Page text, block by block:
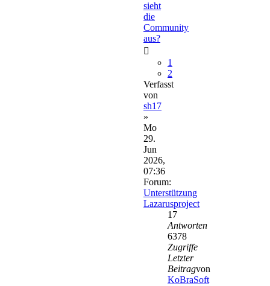
sieht
die
Community
aus?
1
2
Verfasst
von
sh17
»
Mo
29.
Jun
2026,
07:36
Forum:
Unterstützung
Lazarusproject
17
Antworten
6378
Zugriffe
Letzter
Beitragvon
KoBraSoft